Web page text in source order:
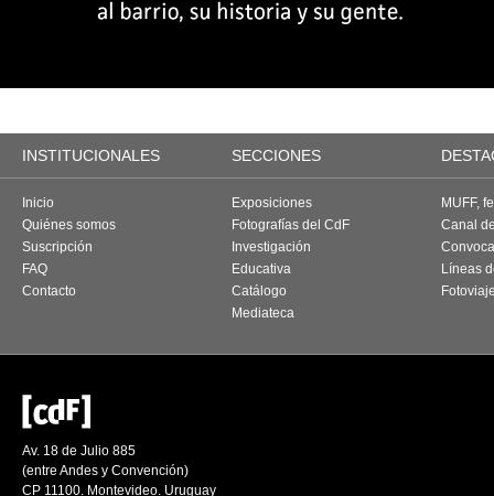
INSTITUCIONALES SECCIONES
Inicio
Quiénes somos
Suscripción
FAQ
Contacto
Exposiciones
Fotografías del CdF
Investigación
Educativa
Catálogo
Mediateca
MUFF,
Canal
Líneas
Av. 18 de Julio 885
(entre Andes y Convención)
CP 11100. Montevideo. Uruguay